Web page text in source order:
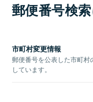
郵便番号検
市町村変更情報
郵便番号を公表した市町
しています。